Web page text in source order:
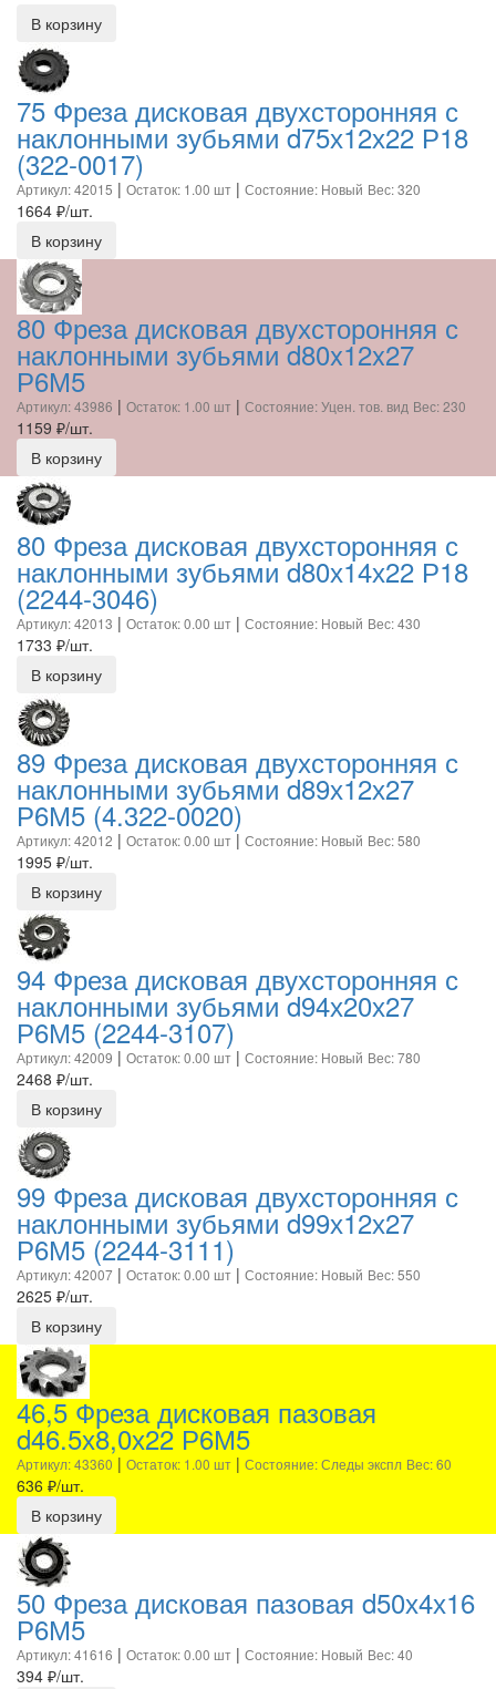
В корзину
75 Фреза дисковая двухсторонняя с
наклонными зубьями d75х12х22 Р18
(322-0017)
Артикул: 42015 | Остаток: 1.00 шт | Состояние: Новый Вес: 320
1664 ₽/шт.
В корзину
80 Фреза дисковая двухсторонняя с
наклонными зубьями d80x12x27
Р6М5
Артикул: 43986 | Остаток: 1.00 шт | Состояние: Уцен. тов. вид Вес: 230
1159 ₽/шт.
В корзину
80 Фреза дисковая двухсторонняя с
наклонными зубьями d80х14х22 Р18
(2244-3046)
Артикул: 42013 | Остаток: 0.00 шт | Состояние: Новый Вес: 430
1733 ₽/шт.
В корзину
89 Фреза дисковая двухсторонняя с
наклонными зубьями d89х12х27
Р6М5 (4.322-0020)
Артикул: 42012 | Остаток: 0.00 шт | Состояние: Новый Вес: 580
1995 ₽/шт.
В корзину
94 Фреза дисковая двухсторонняя с
наклонными зубьями d94х20х27
Р6М5 (2244-3107)
Артикул: 42009 | Остаток: 0.00 шт | Состояние: Новый Вес: 780
2468 ₽/шт.
В корзину
99 Фреза дисковая двухсторонняя с
наклонными зубьями d99х12х27
Р6М5 (2244-3111)
Артикул: 42007 | Остаток: 0.00 шт | Состояние: Новый Вес: 550
2625 ₽/шт.
В корзину
46,5 Фреза дисковая пазовая
d46.5х8,0х22 Р6М5
Артикул: 43360 | Остаток: 1.00 шт | Состояние: Следы экспл Вес: 60
636 ₽/шт.
В корзину
50 Фреза дисковая пазовая d50х4х16
Р6М5
Артикул: 41616 | Остаток: 0.00 шт | Состояние: Новый Вес: 40
394 ₽/шт.